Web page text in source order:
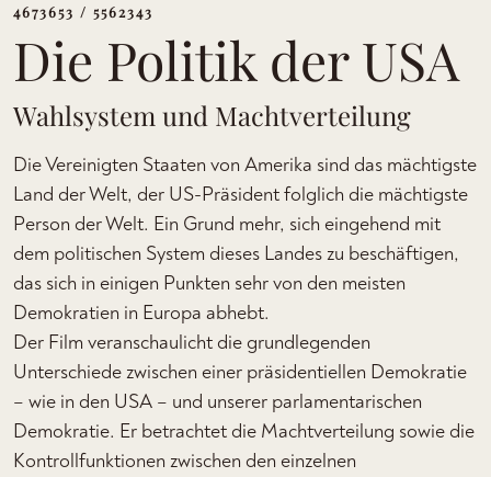
4673653 / 5562343
Die Politik der USA
Wahlsystem und Machtverteilung
Die Vereinigten Staaten von Amerika sind das mächtigste
Land der Welt, der US-Präsident folglich die mächtigste
Person der Welt. Ein Grund mehr, sich eingehend mit
dem politischen System dieses Landes zu beschäftigen,
das sich in einigen Punkten sehr von den meisten
Demokratien in Europa abhebt.
Der Film veranschaulicht die grundlegenden
Unterschiede zwischen einer präsidentiellen Demokratie
– wie in den USA – und unserer parlamentarischen
Demokratie. Er betrachtet die Machtverteilung sowie die
Kontrollfunktionen zwischen den einzelnen